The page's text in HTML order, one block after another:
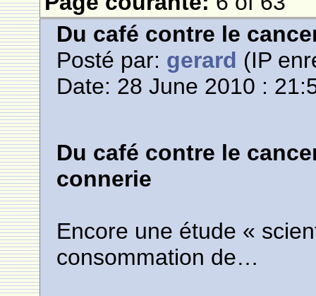
Du café contre le
Posté par: gerard (IP
Date: 28 June 2010 :
Du café contre le
connerie
Encore une étude «
consommation de…